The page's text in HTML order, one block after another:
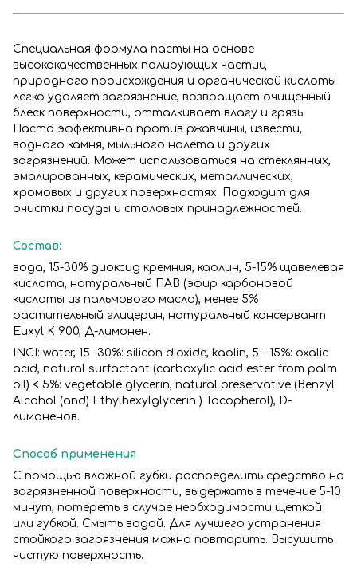
Специальная формула пасты на основе
высококачественных полирующих частиц
природного происхождения и органической кислоты
легко удаляет загрязнение, возвращает очищенный
блеск поверхности, отталкивает влагу и грязь.
Паста эффективна против ржавчины, извести,
водного камня, мыльного налета и других
загрязнений. Может использоваться на стеклянных,
эмалированных, керамических, металлических,
хромовых и других поверхностях. Подходит для
очистки посуды и столовых принадлежностей.
Состав:
вода, 15-30% диоксид кремния, каолин, 5-15% щавелевая
кислота, натуральный ПАВ (эфир карбоновой
кислоты из пальмового масла), менее 5%
растительный глицерин, натуральный консервант
Euxyl K 900, Д-лимонен.
INCI: water, 15 -30%: silicon dioxide, kaolin, 5 - 15%: oxalic
acid, natural surfactant (carboxylic acid ester from palm
oil) < 5%: vegetable glycerin, natural preservative (Benzyl
Alcohol (and) Ethylhexylglycerin ) Tocopherol), D-
лимоненов.
Способ применения
С помощью влажной губки распределить средство на
загрязненной поверхности, выдержать в течение 5-10
минут, потереть в случае необходимости щеткой
или губкой. Смыть водой. Для лучшего устранения
стойкого загрязнения можно повторить. Высушить
чистую поверхность.